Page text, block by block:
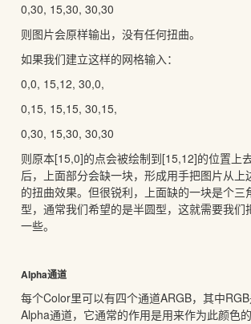
0,30, 15,30, 30,30
则图片会原样输出，没有任何扭曲。
如果我们建立这样的网格输入：
0,0, 15,12, 30,0,
0,15, 15,15, 30,15,
0,30, 15,30, 30,30
则原本[15,0]的点会被绘制到[15,12]的位置上
后，上面部分会缺一块，形成用手把图片从上
的扭曲效果。但很锐利，上面缺的一块是个三
型，通常我们希望的是半圆型，这就需要我们
一些。
Alpha通道
每个Color里可以有四个通道ARGB，其中
Alpha通道，它通常的作用是用来作为此颜色的